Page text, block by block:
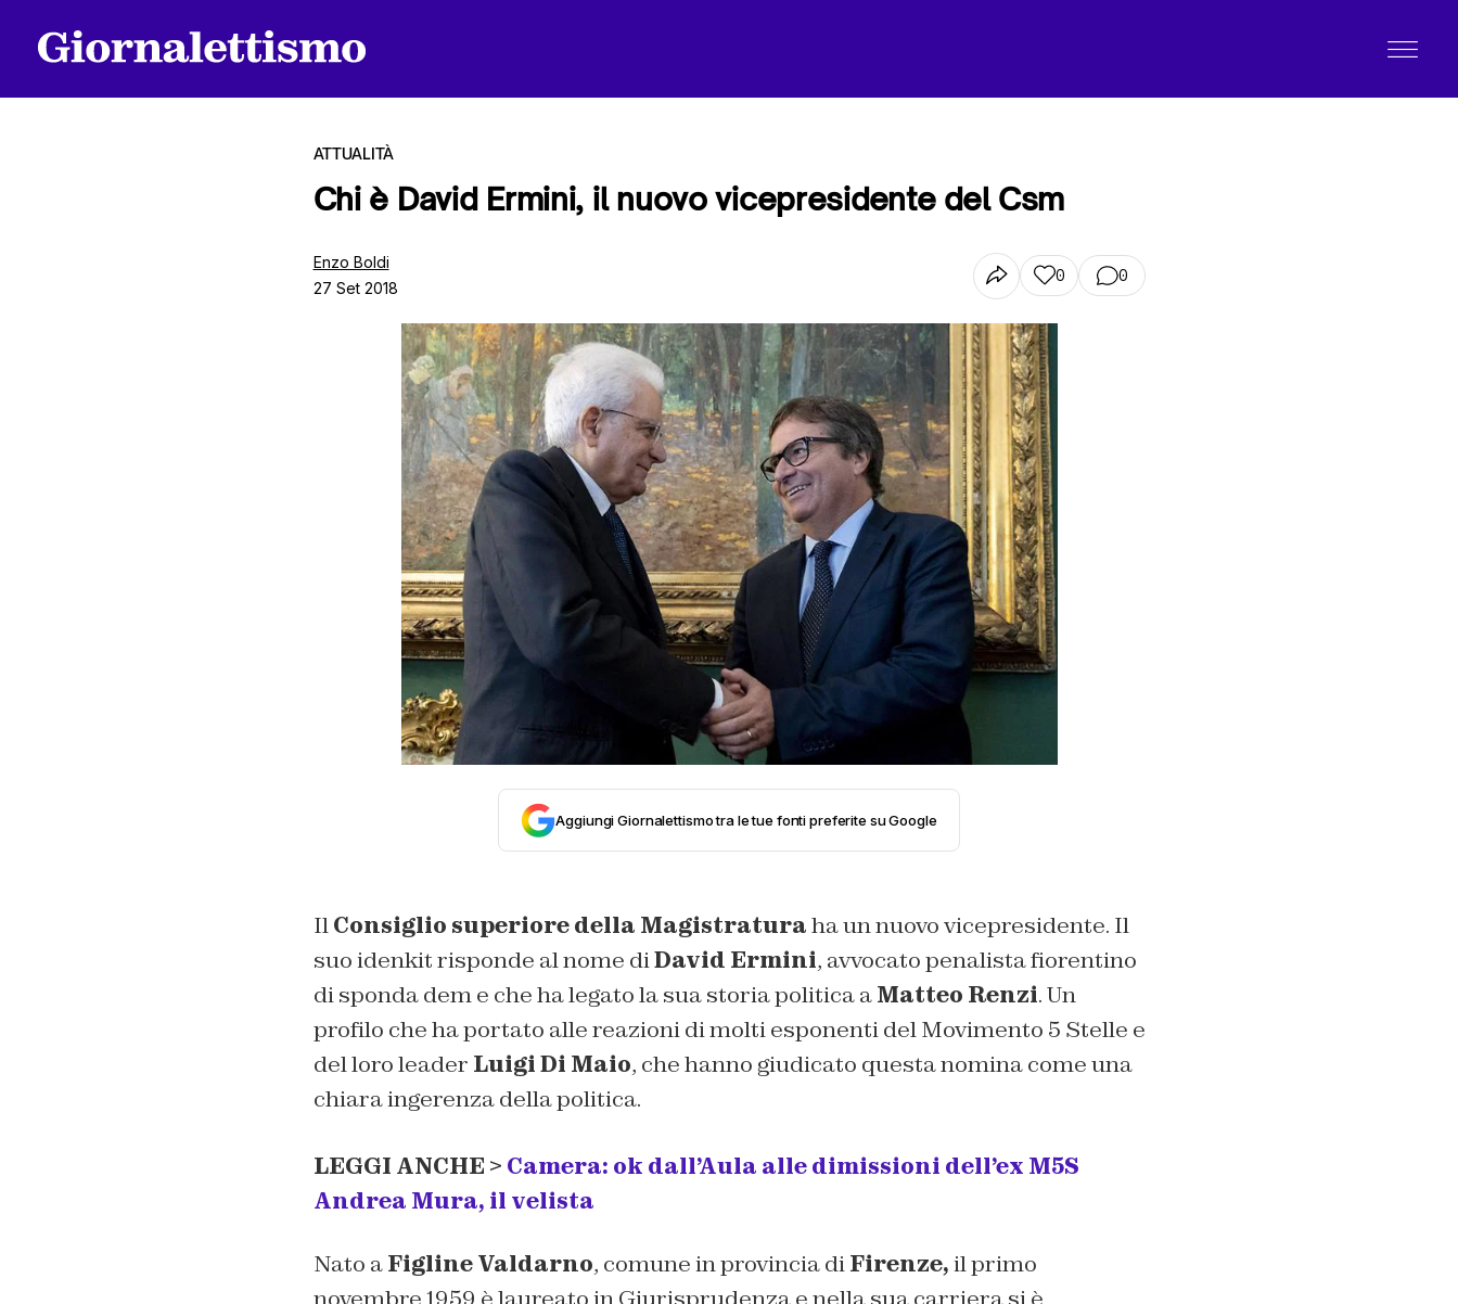
ATTUALITÀ
Chi è David Ermini, il nuovo vicepresidente del Csm
Enzo Boldi
27 Set 2018
0 0
Aggiungi Giornalettismo tra le tue fonti preferite su Google
IlConsiglio superiore della Magistraturaha un nuovo vicepresidente. Il
suo idenkit risponde al nome diDavid Ermini, avvocato penalista fiorentino
di sponda dem e che ha legato la sua storia politica aMatteo Renzi. Un
profilo che ha portato alle reazioni di molti esponenti del Movimento 5 Stelle e
del loro leader Luigi Di Maio, che hanno giudicato questa nomina come una
chiara ingerenza della politica.
LEGGI ANCHE > Camera: ok dall’Aula alle dimissioni dell’ex M5S
Andrea Mura, il velista
Nato aFigline Valdarno, comune in provincia diFirenze,il primo